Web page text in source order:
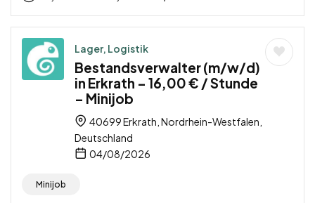
Lager, Logistik
Bestandsverwalter (m/w/d)
in Erkrath – 16,00 € / Stunde
– Minijob
40699 Erkrath, Nordrhein-Westfalen,
Deutschland
04/08/2026
Minijob